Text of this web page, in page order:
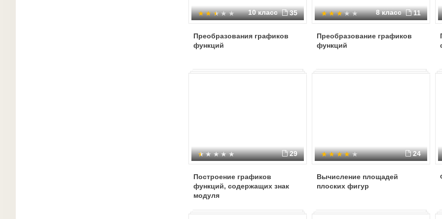
10 класс 35
Преобразования графиков
функций
8 класс 11
Преобразование графиков
функций
29
Построение графиков
функций, содержащих знак
модуля
24
Вычисление площадей
плоских фигур